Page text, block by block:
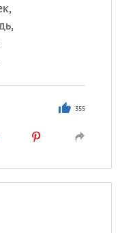
355
именины
,
Еще